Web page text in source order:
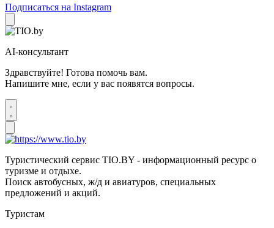
Подписаться на Instagram
AI-консультант
Здравствуйте! Готова помочь вам.
Напишите мне, если у вас появятся вопросы.
Туристический сервис TIO.BY - информационный ресурс о
туризме и отдыхе.
Поиск автобусных, ж/д и авиатуров, специальных
предложений и акций.
Туристам